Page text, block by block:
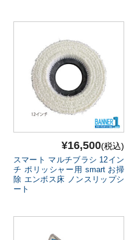
¥16,500(税込)
スマート マルチブラシ 12イン
チ ポリッシャー用 smart お掃
除 エンボス床 ノンスリップシ
ート